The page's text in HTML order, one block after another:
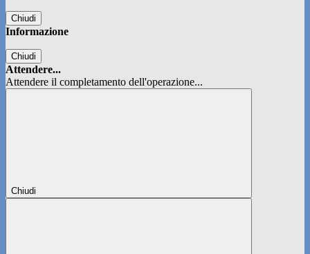
Chiudi
Informazione
Chiudi
Attendere...
Attendere il completamento dell'operazione...
Chiudi